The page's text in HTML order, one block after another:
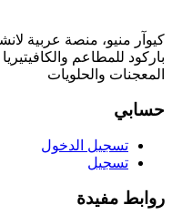
كيوآر منيو، منصة عربية
باركود للمطاعم
المعجنات والحلويات
حسابي
تسجيل الدخول
تسجيل
روابط مفيدة